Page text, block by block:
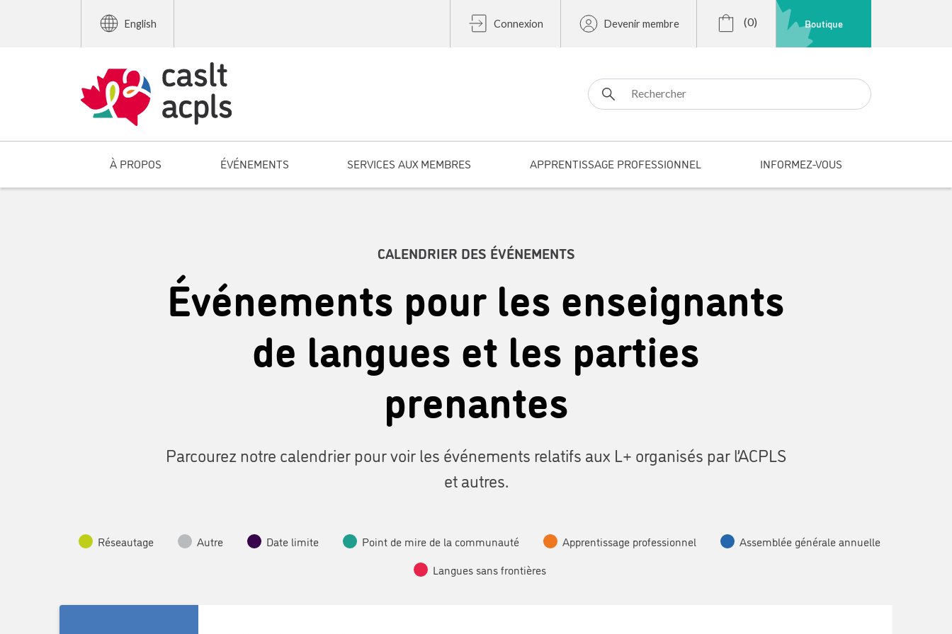
English Connexion Devenir membre (0) Boutique
Search for:
À PROPOS ÉVÉNEMENTS SERVICES AUX MEMBRES APPRENTISSAGE PROFESSIONNEL INFORMEZ-VOUS
CALENDRIER DES ÉVÉNEMENTS
Événements pour les enseignants
de langues et les parties
prenantes
Parcourez notre calendrier pour voir les événements relatifs aux L+ organisés par l’ACPLS
et autres.
Réseautage Autre Date limite Point de mire de la communauté Apprentissage professionnel
Assemblée générale annuelle
Langues sans frontières